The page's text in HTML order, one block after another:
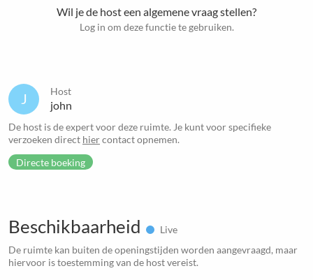
Wil je de host een algemene vraag stellen?
Log in om deze functie te gebruiken.
J Host
john
De host is de expert voor deze ruimte. Je kunt voor specifieke
verzoeken direct hiercontact opnemen.
Directe boeking
Beschikbaarheid
Live
De ruimte kan buiten de openingstijden worden aangevraagd, maar
hiervoor is toestemming van de host vereist.